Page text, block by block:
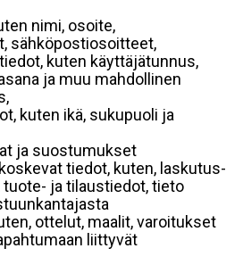
nimi, osoite,
sähköpostiosoitteet,
kuten käyttäjätunnus,
ja muu mahdollinen
kuten ikä, sukupuoli ja
ja suostumukset
tiedot, kuten, laskutus-
tuote- ja tilaustiedot, tieto
ottelut, maalit, varoitukset
liittyvät